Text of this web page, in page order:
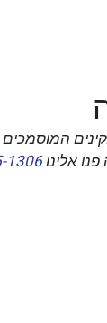
אלינו1306